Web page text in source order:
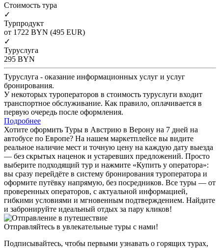
Cтоимость тура
✓
Турпродукт
от 1722 BYN (495 EUR)
✓
Туруслуга
295 BYN
Туруслуга - оказание информационных услуг и услуг
бронирования.
У некоторых туроператоров в стоимость туруслуги входит
транспортное обслуживание. Как правило, оплачивается в
первую очередь после оформления.
Подробнее
Хотите оформить Туры в Австрию в Верону на 7 дней на
автобусе по Европе? На нашем маркетплейсе вы видите
реальное наличие мест и точную цену на каждую дату выезда
— без скрытых наценок и устаревших предложений. Просто
выберите подходящий тур и нажмите «Купить у оператора»:
вы сразу перейдёте в систему бронирования туроператора и
оформите путёвку напрямую, без посредников. Все туры — от
проверенных операторов, с актуальной информацией,
гибкими условиями и мгновенным подтверждением. Найдите
и забронируйте идеальный отдых за пару кликов!
Отправляйтесь в увлекательные туры с нами!
Подписывайтесь, чтобы первыми узнавать о горящих турах,